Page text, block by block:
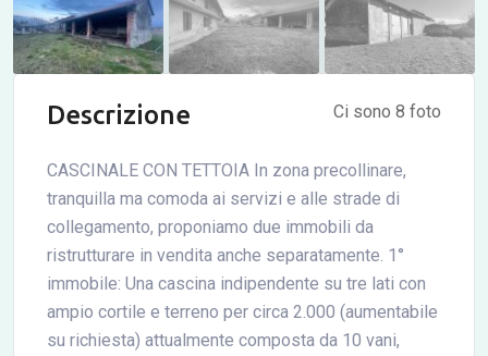
Ci sono 8 foto
Descrizione
CASCINALE CON TETTOIA In zona precollinare,
tranquilla ma comoda ai servizi e alle strade di
collegamento, proponiamo due immobili da
ristrutturare in vendita anche separatamente. 1°
immobile: Una cascina indipendente su tre lati con
ampio cortile e terreno per circa 2.000 (aumentabile
su richiesta) attualmente composta da 10 vani,